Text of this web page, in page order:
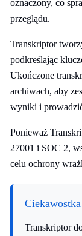
oznaczony, co
przeglądu.
Transkriptor
podkreślając
Ukończone
archiwach, aby
wyniki i
Ponieważ
27001 i SOC 2,
celu ochrony
Ciekawostka
Transkriptor